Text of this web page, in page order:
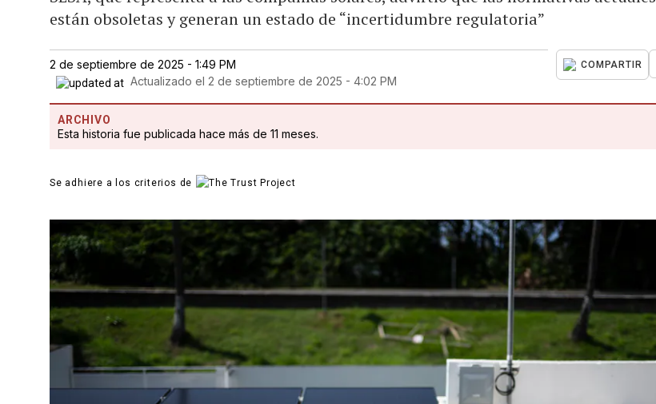
están obsoletas y generan un estado de “incertidumbre regulatoria”
2 de septiembre de 2025 - 1:49 PM
Actualizado el 2 de septiembre de 2025 - 4:02 PM
COMPARTIR
ARCHIVO
Esta historia fue publicada hace más de 11 meses.
Se adhiere a los criterios de